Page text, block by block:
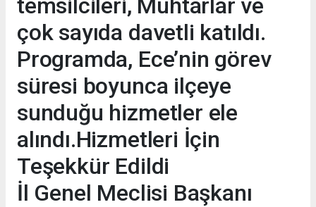
temsilcileri, Muhtarlar ve
çok sayıda davetli katıldı.
Programda, Ece’nin görev
süresi boyunca ilçeye
sunduğu hizmetler ele
alındı.Hizmetleri İçin
Teşekkür Edildi
İl Genel Meclisi Başkanı